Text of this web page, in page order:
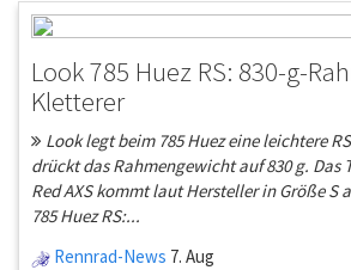
Look 785 Huez RS: 830-g-
Kletterer
Look legt beim 785 Huez eine leichtere
drückt das Rahmengewicht auf 830 g. Das
Red AXS kommt laut Hersteller in Größe S
785 Huez RS:...
Rennrad-News 7. Aug